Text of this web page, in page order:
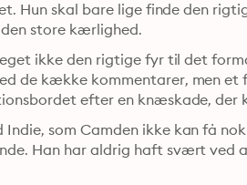
Hun skal bare lige finde den
store kærlighed.
ikke den rigtige fyr til det
de kække kommentarer, men
efter en knæskade, der
Indie, som Camden ikke kan få
Han har aldrig haft svært